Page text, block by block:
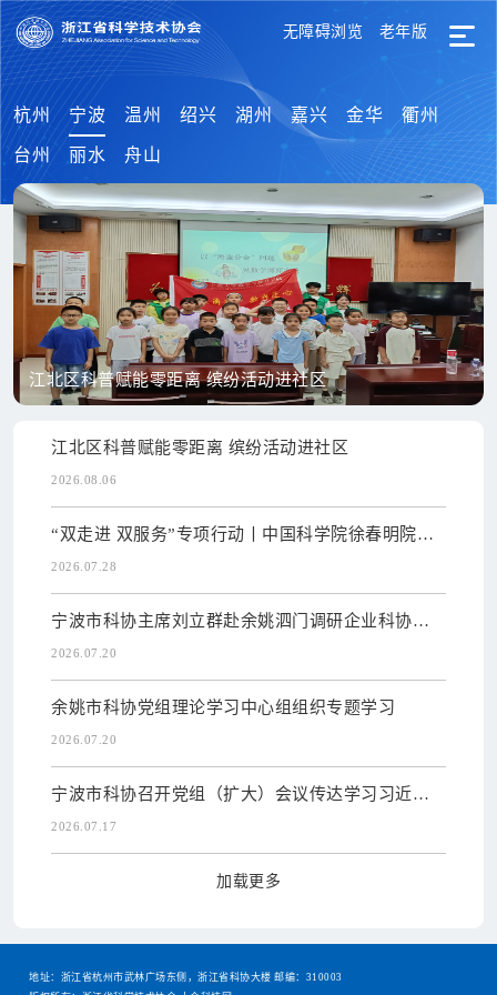
无障碍浏览 老年版
杭州 宁波 温州 绍兴 湖州 嘉兴 金华 衢州
台州 丽水 舟山
江北区科普赋能零距离 缤纷活动进社区
江北区科普赋能零距离 缤纷活动进社区
2026.08.06
“双走进 双服务”专项行动丨中国科学院徐春明院士
专场对接会赋...
2026.07.28
宁波市科协主席刘立群赴余姚泗门调研企业科协建
设
2026.07.20
余姚市科协党组理论学习中心组组织专题学习
2026.07.20
宁波市科协召开党组（扩大）会议传达学习习近平
总书记重要讲话精...
2026.07.17
加载更多
地址：浙江省杭州市武林广场东侧，浙江省科协大楼 邮编：310003